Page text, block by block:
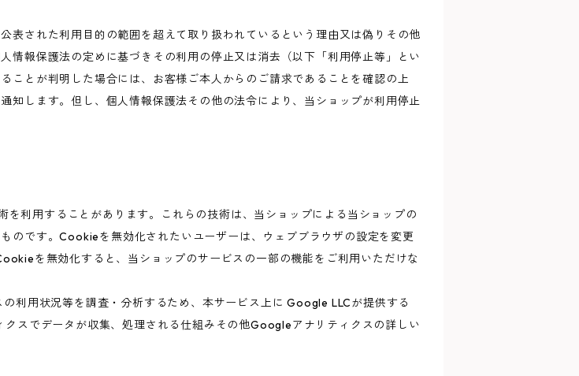
表された利用目的の範囲を超えて取り扱われているという理由又は偽りその他
情報保護法の定めに基づきその利用の停止又は消去（以下「利用停止等」とい
ことが判明した場合には、お客様ご本人からのご請求であることを確認の上
知します。但し、個人情報保護法その他の法令により、当ショップが利用停止
を利用することがあります。これらの技術は、当ショップによる当ショップの
のです。Cookieを無効化されたいユーザーは、ウェブブラウザの設定を変更
を無効化すると、当ショップのサービスの一部の機能をご利用いただけな
利用状況等を調査・分析するため、本サービス上に Google LLCが提供する
スでデータが収集、処理される仕組みその他Googleアナリティクスの詳しい